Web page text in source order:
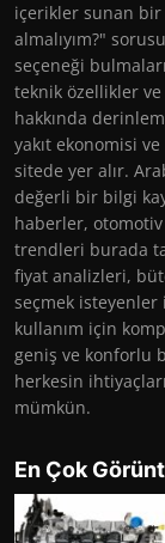
içerikler sunan bir
almalıyım?"
seçeneği
teknik özellikler ve
hakkında
yakıt ekonomisi
sitede yer alır.
değerli bir bilgi
haberler,
trendleri burada
fiyat analizleri,
seçmek
kullanım için
geniş ve konforlu
herkesin
mümkün.
En Çok